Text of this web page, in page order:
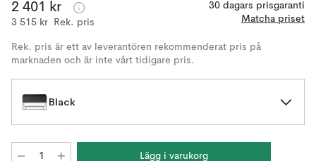
2 401 kr
3 515 kr Rek. pris
30 dagars prisgaranti
Matcha priset
Rek. pris är ett av leverantören rekommenderat pris på
marknaden och är inte vårt tidigare pris.
Black
Lägg i varukorg